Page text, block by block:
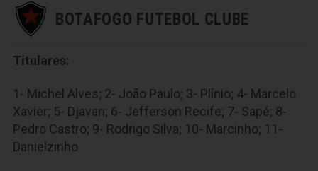
BOTAFOGO FUTEBOL CLUBE
Titulares:
1- Michel Alves; 2- João Paulo; 3- Plínio; 4- Marcelo
Xavier; 5- Djavan; 6- Jefferson Recife; 7- Sapé; 8-
Pedro Castro; 9- Rodrigo Silva; 10- Marcinho; 11-
Danielzinho